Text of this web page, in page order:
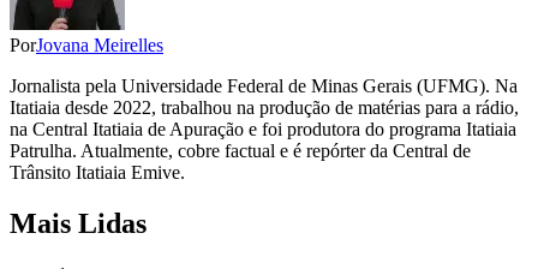
PorJovana Meirelles
Jornalista pela Universidade Federal de Minas Gerais (UFMG). Na
Itatiaia desde 2022, trabalhou na produção de matérias para a rádio,
na Central Itatiaia de Apuração e foi produtora do programa Itatiaia
Patrulha. Atualmente, cobre factual e é repórter da Central de
Trânsito Itatiaia Emive.
Mais Lidas